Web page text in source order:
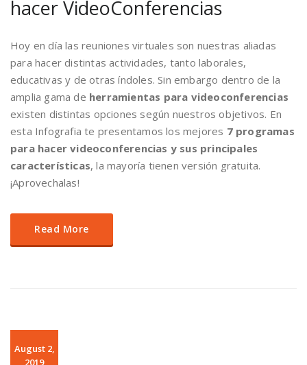
hacer VideoConferencias
Hoy en día las reuniones virtuales son nuestras aliadas
para hacer distintas actividades, tanto laborales,
educativas y de otras índoles. Sin embargo dentro de la
amplia gama de herramientas para videoconferencias
existen distintas opciones según nuestros objetivos. En
esta Infografia te presentamos los mejores 7 programas
para hacer videoconferencias y sus principales
características, la mayoría tienen versión gratuita.
¡Aprovechalas!
Read More
August 2,
2019